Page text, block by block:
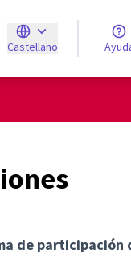
Castellano
Triar la llengua Elegir
de participación